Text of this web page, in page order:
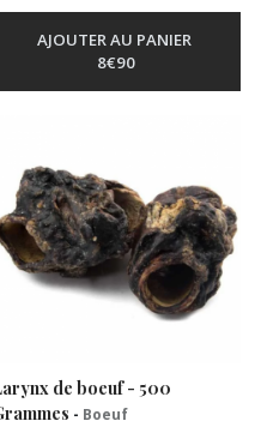
AJOUTER AU PANIER
8€90
de boeuf - 500
- Boeuf